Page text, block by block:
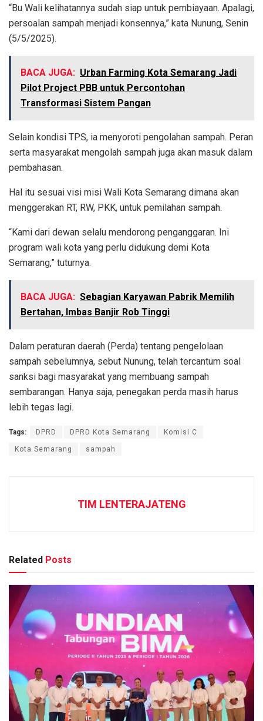
“Bu Wali kelihatannya sudah siap untuk pembiayaan. Apalagi,
persoalan sampah menjadi konsennya,” kata Nunung, Senin
(5/5/2025).
BACA JUGA: Urban Farming Kota Semarang Jadi
Pilot Project PBB untuk Percontohan
Transformasi Sistem Pangan
Selain kondisi TPS, ia menyoroti pengolahan sampah. Peran
serta masyarakat mengolah sampah juga akan masuk dalam
pembahasan.
Hal itu sesuai visi misi Wali Kota Semarang dimana akan
menggerakan RT, RW, PKK, untuk pemilahan sampah.
“Kami dari dewan selalu mendorong penganggaran. Ini
program wali kota yang perlu didukung demi Kota
Semarang,” tuturnya.
BACA JUGA: Sebagian Karyawan Pabrik Memilih
Bertahan, Imbas Banjir Rob Tinggi
Dalam peraturan daerah (Perda) tentang pengelolaan
sampah sebelumnya, sebut Nunung, telah tercantum soal
sanksi bagi masyarakat yang membuang sampah
sembarangan. Hanya saja, penegakan perda masih harus
lebih tegas lagi.
Tags: DPRD DPRD Kota Semarang Komisi C
Kota Semarang sampah
TIM LENTERAJATENG
Related Posts